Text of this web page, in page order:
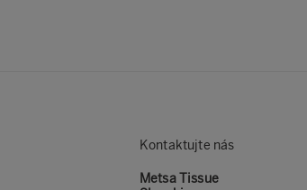
Kontaktujte nás
Metsa Tissue